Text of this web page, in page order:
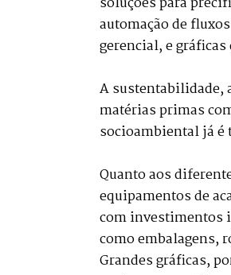
automação de
gerencial, e
A sustentabilidade,
matérias primas
socioambiental já é
Quanto aos
equipamentos de
com investimentos
como embalagens,
Grandes gráficas,